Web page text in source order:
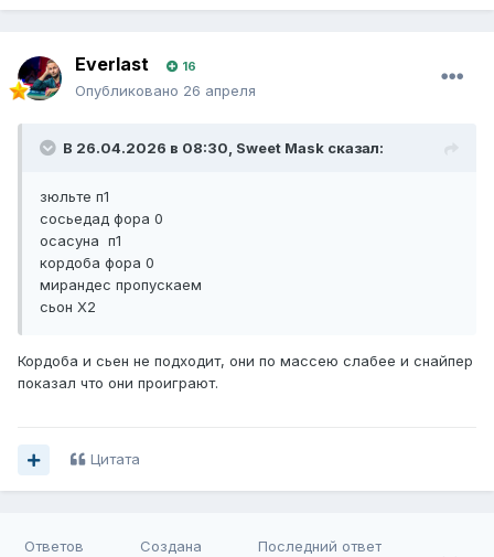
Everlast 16
Опубликовано 26 апреля
В 26.04.2026 в 08:30, Sweet Mask сказал:
зюльте п1
сосьедад фора 0
осасуна п1
кордоба фора 0
мирандес пропускаем
сьон Х2
Кордоба и сьен не подходит, они по массею слабее и снайпер
показал что они проиграют.
Цитата
Ответов Создана Последний ответ